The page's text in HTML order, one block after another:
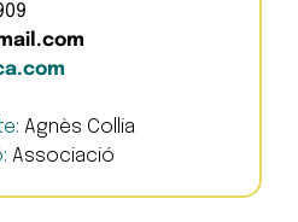
Agnès Collia
Associació